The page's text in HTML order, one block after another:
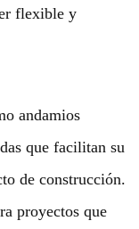
flexible y
andamios
que facilitan su
de construcción.
proyectos que